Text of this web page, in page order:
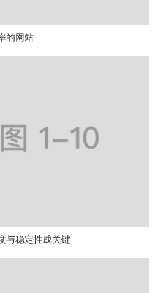
的网站
与稳定性成关键